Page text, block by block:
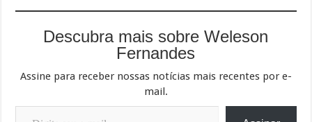
Descubra mais sobre Weleson
Fernandes
Assine para receber nossas notícias mais recentes por e-
mail.
Digite seu e-mail…